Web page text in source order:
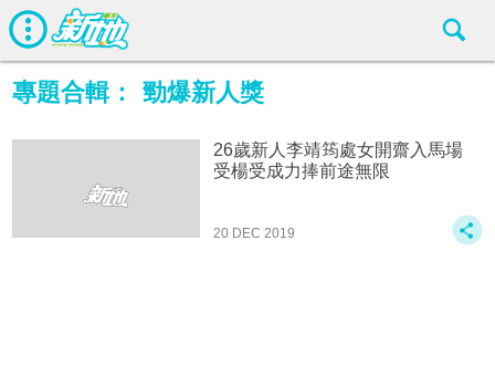
專題合輯： 勁爆新人獎
26歲新人李靖筠處女開齋入馬場
受楊受成力捧前途無限
20 DEC 2019